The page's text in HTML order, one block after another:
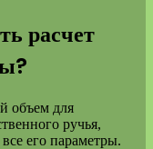
расчет
объем для
ручья,
его параметры.